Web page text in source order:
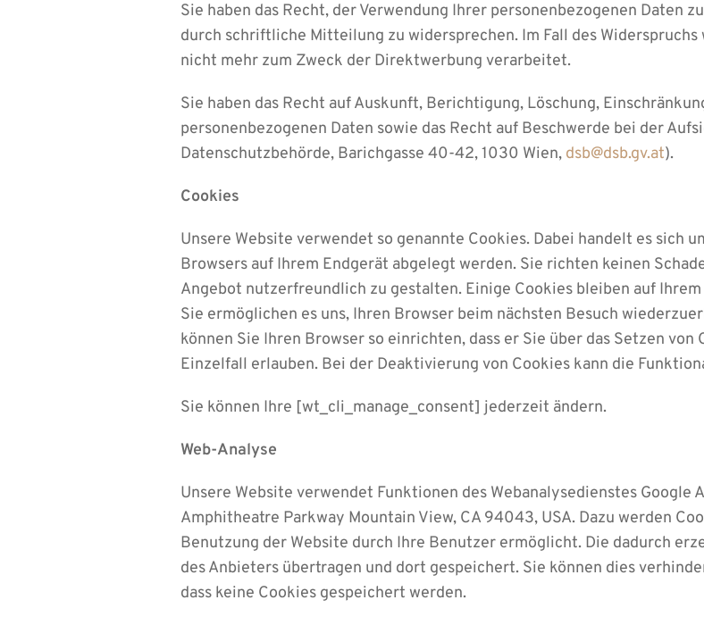
Sie haben das Recht, der Verwendung Ihrer personenbezogenen Daten
durch schriftliche Mitteilung zu widersprechen. Im Fall des
nicht mehr zum Zweck der Direktwerbung verarbeitet.
Sie haben das Recht auf Auskunft, Berichtigung, Löschung,
personenbezogenen Daten sowie das Recht auf Beschwerde bei der
Datenschutzbehörde, Barichgasse 40-42, 1030 Wien, dsb@dsb.gv.at).
Cookies
Unsere Website verwendet so genannte Cookies. Dabei handelt es sich
Browsers auf Ihrem Endgerät abgelegt werden. Sie richten keinen
Angebot nutzerfreundlich zu gestalten. Einige Cookies bleiben auf
Sie ermöglichen es uns, Ihren Browser beim nächsten Besuch
können Sie Ihren Browser so einrichten, dass er Sie über das Setzen
Einzelfall erlauben. Bei der Deaktivierung von Cookies kann die
Sie können Ihre [wt_cli_manage_consent] jederzeit ändern.
Web-Analyse
Unsere Website verwendet Funktionen des Webanalysedienstes Google
Amphitheatre Parkway Mountain View, CA 94043, USA. Dazu werden
Benutzung der Website durch Ihre Benutzer ermöglicht. Die dadurch
des Anbieters übertragen und dort gespeichert. Sie können dies
dass keine Cookies gespeichert werden.